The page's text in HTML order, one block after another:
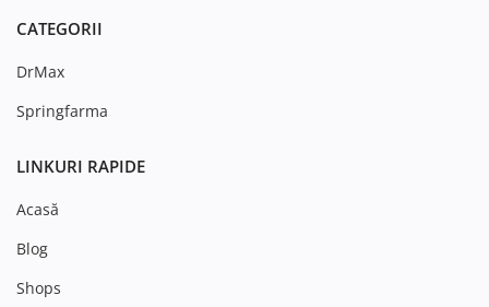
CATEGORII
DrMax
Springfarma
LINKURI RAPIDE
Acasă
Blog
Shops